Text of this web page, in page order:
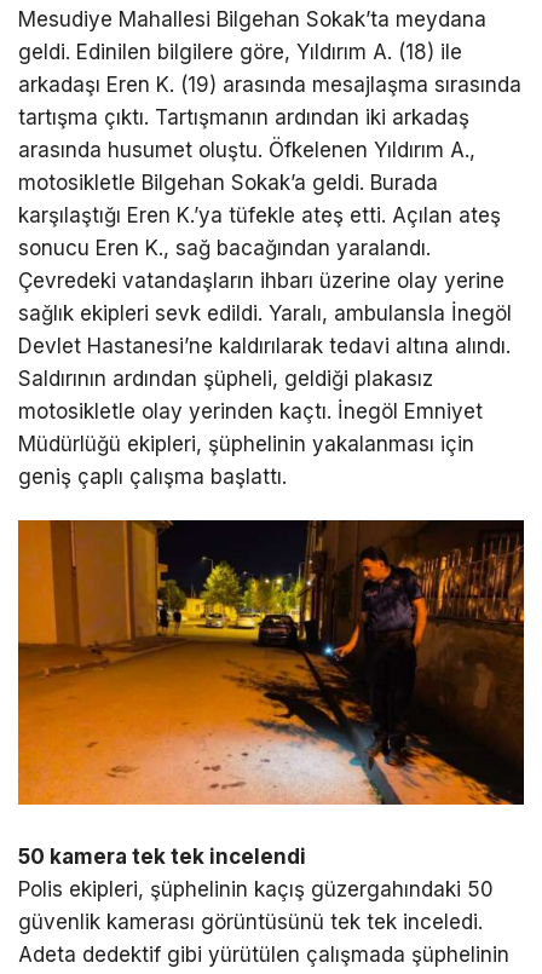
Mesudiye Mahallesi Bilgehan Sokak’ta meydana
geldi. Edinilen bilgilere göre, Yıldırım A. (18) ile
arkadaşı Eren K. (19) arasında mesajlaşma sırasında
tartışma çıktı. Tartışmanın ardından iki arkadaş
arasında husumet oluştu. Öfkelenen Yıldırım A.,
motosikletle Bilgehan Sokak’a geldi. Burada
karşılaştığı Eren K.’ya tüfekle ateş etti. Açılan ateş
sonucu Eren K., sağ bacağından yaralandı.
Çevredeki vatandaşların ihbarı üzerine olay yerine
sağlık ekipleri sevk edildi. Yaralı, ambulansla İnegöl
Devlet Hastanesi’ne kaldırılarak tedavi altına alındı.
Saldırının ardından şüpheli, geldiği plakasız
motosikletle olay yerinden kaçtı. İnegöl Emniyet
Müdürlüğü ekipleri, şüphelinin yakalanması için
geniş çaplı çalışma başlattı.
50 kamera tek tek incelendi
Polis ekipleri, şüphelinin kaçış güzergahındaki 50
güvenlik kamerası görüntüsünü tek tek inceledi.
Adeta dedektif gibi yürütülen çalışmada şüphelinin